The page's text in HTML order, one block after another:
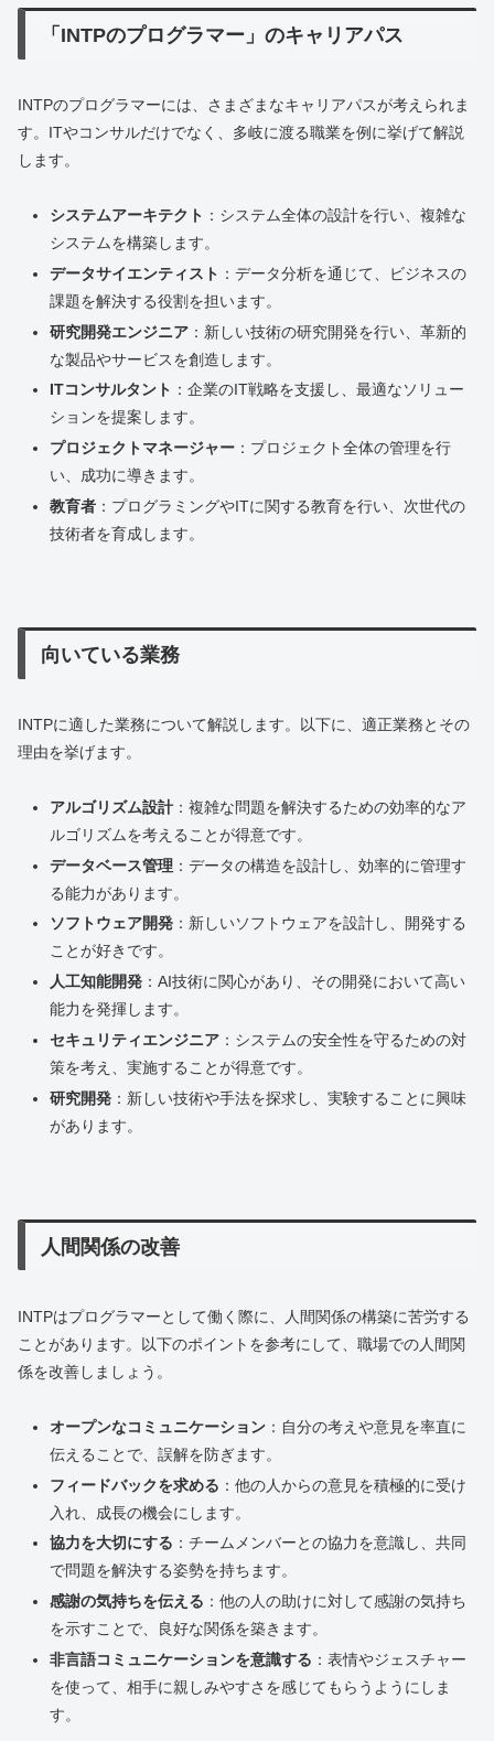
「INTPのプログラマー」のキャリアパス
INTPのプログラマーには、さまざまなキャリアパスが考えられま
す。ITやコンサルだけでなく、多岐に渡る職業を例に挙げて解説
します。
システムアーキテクト ：システム全体の設計を行い、複雑な
システムを構築します。
データサイエンティスト ：データ分析を通じて、ビジネスの
課題を解決する役割を担います。
研究開発エンジニア：新しい技術の研究開発を行い、革新的
な製品やサービスを創造します。
ITコンサルタント ：企業のIT戦略を支援し、最適なソリュー
ションを提案します。
プロジェクトマネージャー：プロジェクト全体の管理を行
い、成功に導きます。
教育者：プログラミングやITに関する教育を行い、次世代の
技術者を育成します。
向いている業務
INTPに適した業務について解説します。以下に、適正業務とその
理由を挙げます。
アルゴリズム設計：複雑な問題を解決するための効率的なア
ルゴリズムを考えることが得意です。
データベース管理：データの構造を設計し、効率的に管理す
る能力があります。
ソフトウェア開発：新しいソフトウェアを設計し、開発する
ことが好きです。
人工知能開発：AI技術に関心があり、その開発において高い
能力を発揮します。
セキュリティエンジニア：システムの安全性を守るための対
策を考え、実施することが得意です。
研究開発：新しい技術や手法を探求し、実験することに興味
があります。
人間関係の改善
INTPはプログラマーとして働く際に、人間関係の構築に苦労する
ことがあります。以下のポイントを参考にして、職場での人間関
係を改善しましょう。
オープンなコミュニケーション：自分の考えや意見を率直に
伝えることで、誤解を防ぎます。
フィードバックを求める ：他の人からの意見を積極的に受け
入れ、成長の機会にします。
協力を大切にする ：チームメンバーとの協力を意識し、共同
で問題を解決する姿勢を持ちます。
感謝の気持ちを伝える ：他の人の助けに対して感謝の気持ち
を示すことで、良好な関係を築きます。
非言語コミュニケーションを意識する ：表情やジェスチャー
を使って、相手に親しみやすさを感じてもらうようにしま
す。